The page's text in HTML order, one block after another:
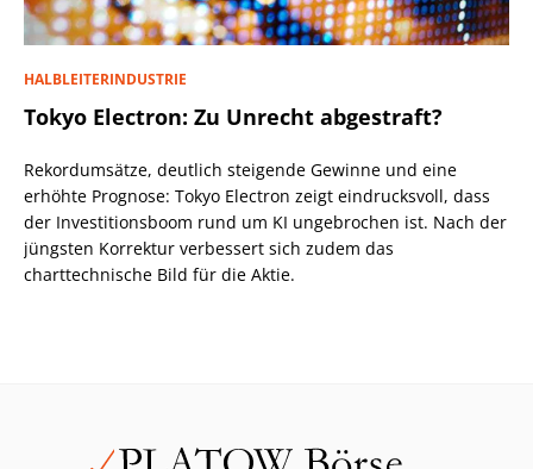
HALBLEITERINDUSTRIE
Tokyo Electron: Zu Unrecht abgestraft?
Rekordumsätze, deutlich steigende Gewinne und eine
erhöhte Prognose: Tokyo Electron zeigt eindrucksvoll, dass
der Investitionsboom rund um KI ungebrochen ist. Nach der
jüngsten Korrektur verbessert sich zudem das
charttechnische Bild für die Aktie.